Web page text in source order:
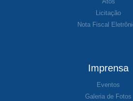
Licitação
Nota Fiscal
Imprensa
Eventos
Galeria de Fotos